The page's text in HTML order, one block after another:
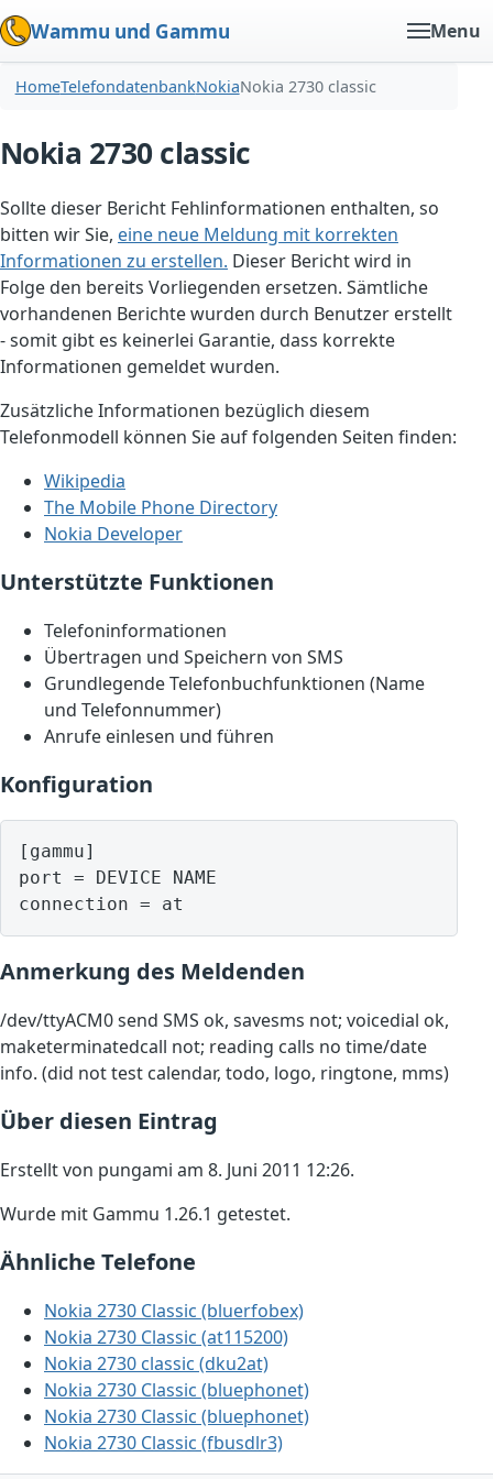
Wammu und Gammu Menu
HomeTelefondatenbankNokiaNokia 2730 classic
Nokia 2730 classic
Sollte dieser Bericht Fehlinformationen enthalten, so
bitten wir Sie, eine neue Meldung mit korrekten
Informationen zu erstellen. Dieser Bericht wird in
Folge den bereits Vorliegenden ersetzen. Sämtliche
vorhandenen Berichte wurden durch Benutzer erstellt
- somit gibt es keinerlei Garantie, dass korrekte
Informationen gemeldet wurden.
Zusätzliche Informationen bezüglich diesem
Telefonmodell können Sie auf folgenden Seiten finden:
Wikipedia
The Mobile Phone Directory
Nokia Developer
Unterstützte Funktionen
Telefoninformationen
Übertragen und Speichern von SMS
Grundlegende Telefonbuchfunktionen (Name
und Telefonnummer)
Anrufe einlesen und führen
Konfiguration
[gammu]
port = DEVICE NAME
Anmerkung des Meldenden
/dev/ttyACM0 send SMS ok, savesms not; voicedial ok,
maketerminatedcall not; reading calls no time/date
info. (did not test calendar, todo, logo, ringtone, mms)
Über diesen Eintrag
Erstellt von pungami am 8. Juni 2011 12:26.
Wurde mit Gammu 1.26.1 getestet.
Ähnliche Telefone
Nokia 2730 Classic (bluerfobex)
Nokia 2730 Classic (at115200)
Nokia 2730 classic (dku2at)
Nokia 2730 Classic (bluephonet)
Nokia 2730 Classic (bluephonet)
Nokia 2730 Classic (fbusdlr3)